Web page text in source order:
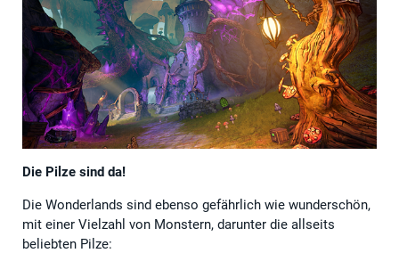
Die Pilze sind da!
Die Wonderlands sind ebenso gefährlich wie wunderschön,
mit einer Vielzahl von Monstern, darunter die allseits
beliebten Pilze: